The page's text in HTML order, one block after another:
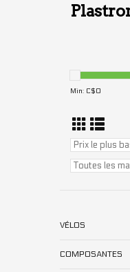
Min: C$0
VÉLOS
COMPOSANTES